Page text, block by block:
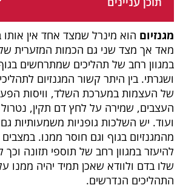
מגנזיום הוא מינרל שמצד אחד אין אותו
מאד אך מצד שני גם הכמות המזערית
במגוון רחב של תהליכים שמתרחשים בגוף
ושגרתי. בין היתר קשור המגנזיום
של העצמות במערכת השלד, וויסות
העצבים, שמירה על לחץ דם תקין, נטרול
ועוד. יש השלכות גופניות משמעותיות
מהמגנזיום בגוף וגם חוסר ממנו.
להיעזר במגוון רחב של תוספי תזונה
שלו בדם ולוודא שאכן תמיד יהיה ממנו
התהליכים הנדרשים.